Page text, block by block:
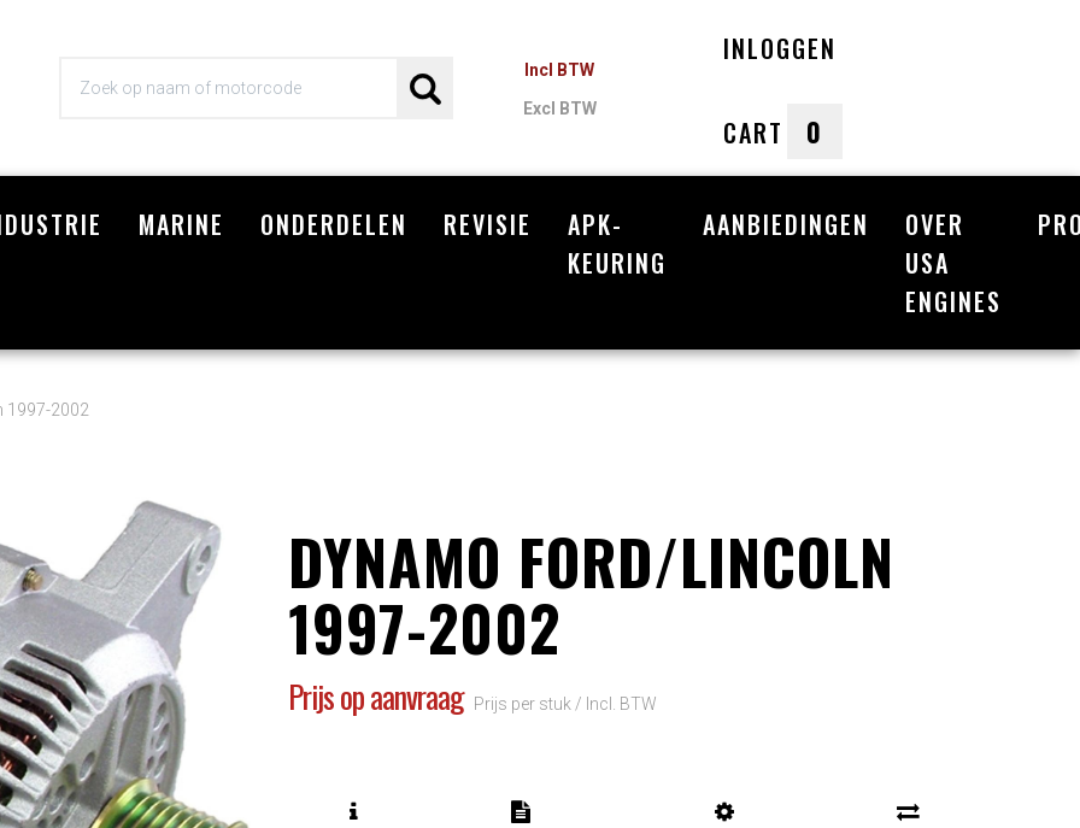
Incl BTW
Excl BTW
INLOGGEN
CART 0
Winkelwagen
MARINE ONDERDELEN REVISIE
APK-
KEURING
AANBIEDINGEN
OVER
USA
ENGINES
1997-2002
DYNAMO FORD/LINCOLN
1997-2002
Prijs op aanvraag Prijs per stuk / Incl. BTW